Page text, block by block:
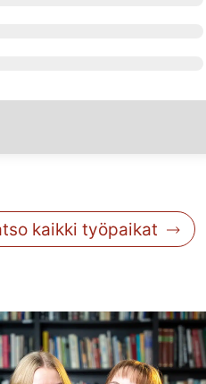
kaikki työpaikat